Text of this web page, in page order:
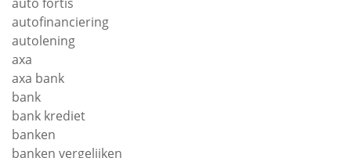
autofinanciering
autolening
axa
axa bank
bank
bank krediet
banken
banken vergelijken